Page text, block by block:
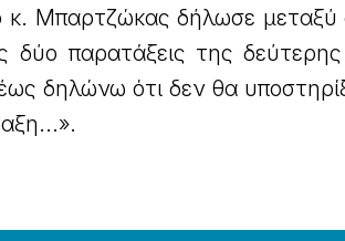
Μπαρτζώκας δήλωσε μεταξύ
δύο παρατάξεις της
δηλώνω ότι δεν θα